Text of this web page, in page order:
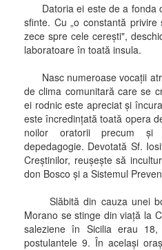
Datoria ei este de a fonda
sfinte. Cu „o constantă
zece spre cele cereşti",
laboratoare în toată insula.
Nasc numeroase vocaţii
de clima comunitară care se
ei rodnic este apreciat şi
este încredinţată toată opera
noilor oratorii precum şi
depedagogie. Devotată Sf.
Creştinilor, reuşeşte să
don Bosco şi a Sistemul
Slăbită din cauza unei
Morano se stinge din viaţă la
saleziene în Sicilia erau
postulantele 9. În acelaşi